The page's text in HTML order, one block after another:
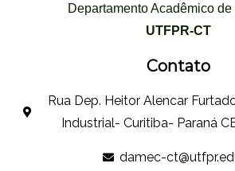
Departamento Acadêmico
UTFPR-CT
Contato
Rua Dep. Heitor Alencar
Industrial- Curitiba- Paraná
damec-